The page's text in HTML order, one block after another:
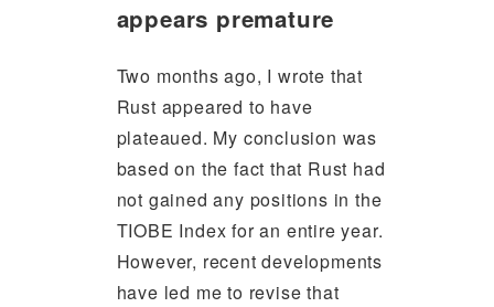
appears premature
Two months ago, I wrote that
Rust appeared to have
plateaued. My conclusion was
based on the fact that Rust had
not gained any positions in the
TIOBE Index for an entire year.
However, recent developments
have led me to revise that